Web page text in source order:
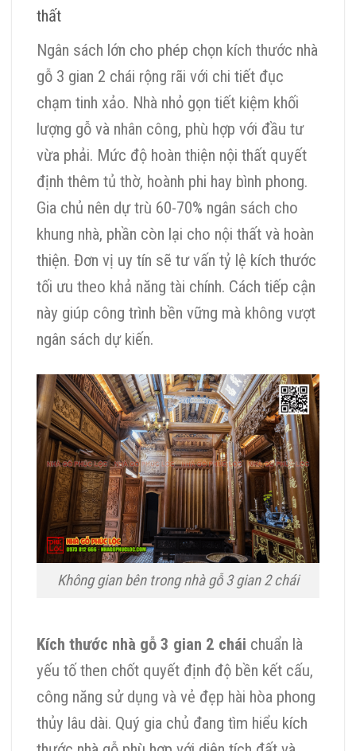
thất
Ngân sách lớn cho phép chọn kích thước nhà
gỗ 3 gian 2 chái rộng rãi với chi tiết đục
chạm tinh xảo. Nhà nhỏ gọn tiết kiệm khối
lượng gỗ và nhân công, phù hợp với đầu tư
vừa phải. Mức độ hoàn thiện nội thất quyết
định thêm tủ thờ, hoành phi hay bình phong.
Gia chủ nên dự trù 60-70% ngân sách cho
khung nhà, phần còn lại cho nội thất và hoàn
thiện. Đơn vị uy tín sẽ tư vấn tỷ lệ kích thước
tối ưu theo khả năng tài chính. Cách tiếp cận
này giúp công trình bền vững mà không vượt
ngân sách dự kiến.
Không gian bên trong nhà gỗ 3 gian 2 chái
Kích thước nhà gỗ 3 gian 2 chái chuẩn là
yếu tố then chốt quyết định độ bền kết cấu,
công năng sử dụng và vẻ đẹp hài hòa phong
thủy lâu dài. Quý gia chủ đang tìm hiểu kích